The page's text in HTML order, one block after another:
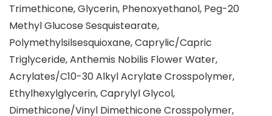
Trimethicone, Glycerin, Phenoxyethanol, Peg-20
Methyl Glucose Sesquistearate,
Polymethylsilsesquioxane, Caprylic/Capric
Triglyceride, Anthemis Nobilis Flower Water,
Acrylates/C10-30 Alkyl Acrylate Crosspolymer,
Ethylhexylglycerin, Caprylyl Glycol,
Dimethicone/Vinyl Dimethicone Crosspolymer,